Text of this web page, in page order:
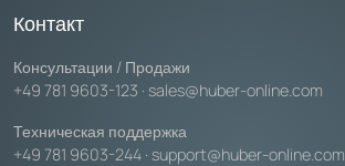
Контакт
Консультации / Продажи
+49 781 9603-123 · sales@huber-online.com
Техническая поддержка
+49 781 9603-244 · support@huber-online.com